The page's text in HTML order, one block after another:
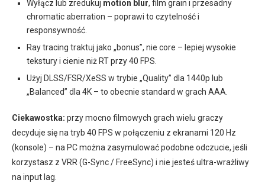
Wyłącz lub zredukuj motion blur, film grain i przesadny
chromatic aberration – poprawi to czytelność i
responsywność.
Ray tracing traktuj jako „bonus”, nie core – lepiej wysokie
tekstury i cienie niż RT przy 40 FPS.
Użyj DLSS/FSR/XeSS w trybie „Quality” dla 1440p lub
„Balanced” dla 4K – to obecnie standard w grach AAA.
Ciekawostka: przy mocno filmowych grach wielu graczy
decyduje się na tryb 40 FPS w połączeniu z ekranami 120 Hz
(konsole) – na PC można zasymulować podobne odczucie, jeśli
korzystasz z VRR (G-Sync / FreeSync) i nie jesteś ultra-wrażliwy
na input lag.